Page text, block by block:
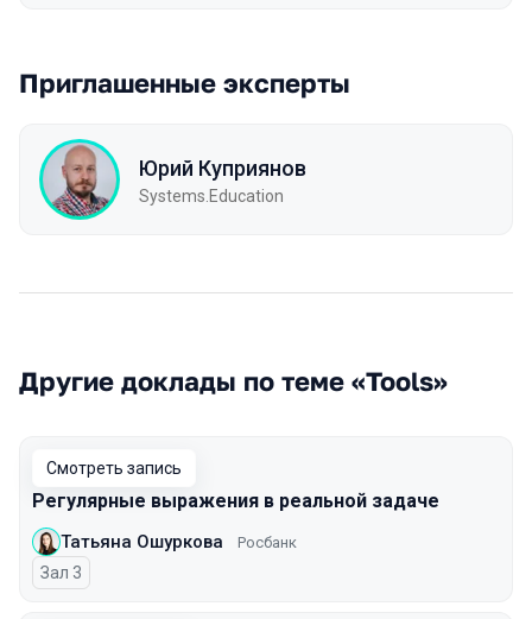
Приглашенные эксперты
Юрий Куприянов
Systems.Education
Другие доклады по теме «Tools»
Смотреть запись
Регулярные выражения в реальной задаче
Татьяна Ошуркова Росбанк
Зал 3